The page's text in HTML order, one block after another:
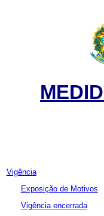
Vigência
Exposição de Motivos
Vigência encerrada